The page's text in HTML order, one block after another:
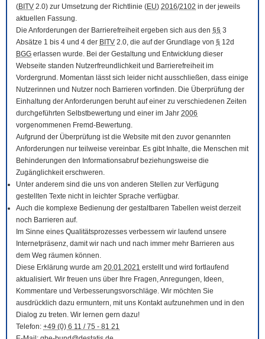
(BITV 2.0) zur Umsetzung der Richtlinie (EU) 2016/2102 in der jeweils
aktuellen Fassung.
Die Anforderungen der Barrierefreiheit ergeben sich aus den §§ 3
Absätze 1 bis 4 und 4 der BITV 2.0, die auf der Grundlage von § 12d
BGG erlassen wurde. Bei der Gestaltung und Entwicklung dieser
Webseite standen Nutzerfreundlichkeit und Barrierefreiheit im
Vordergrund. Momentan lässt sich leider nicht ausschließen, dass einige
Nutzerinnen und Nutzer noch Barrieren vorfinden. Die Überprüfung der
Einhaltung der Anforderungen beruht auf einer zu verschiedenen Zeiten
durchgeführten Selbstbewertung und einer im Jahr 2006
vorgenommenen Fremd-Bewertung.
Aufgrund der Überprüfung ist die Website mit den zuvor genannten
Anforderungen nur teilweise vereinbar. Es gibt Inhalte, die Menschen mit
Behinderungen den Informationsabruf beziehungsweise die
Zugänglichkeit erschweren.
Unter anderem sind die uns von anderen Stellen zur Verfügung
gestellten Texte nicht in leichter Sprache verfügbar.
Auch die komplexe Bedienung der gestaltbaren Tabellen weist derzeit
noch Barrieren auf.
Im Sinne eines Qualitätsprozesses verbessern wir laufend unsere
Internetpräsenz, damit wir nach und nach immer mehr Barrieren aus
dem Weg räumen können.
Diese Erklärung wurde am 20.01.2021 erstellt und wird fortlaufend
aktualisiert. Wir freuen uns über Ihre Fragen, Anregungen, Ideen,
Kommentare und Verbesserungsvorschläge. Wir möchten Sie
ausdrücklich dazu ermuntern, mit uns Kontakt aufzunehmen und in den
Dialog zu treten. Wir lernen gern dazu!
Telefon: +49 (0) 6 11 / 75 - 81 21